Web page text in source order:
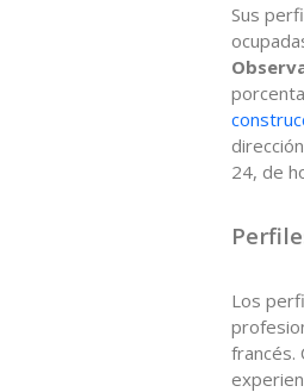
Sus
24, de
Los
francés.